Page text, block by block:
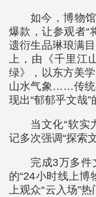
如今，博物
爆款，让参观者“
遗衍生品琳琅满
上，由《千里江
绿》，以东方美
山水气象……传统
现出“郁郁乎文哉”
当文化“软实
记多次强调“探索
完成3万多件
的“24小时线上博
上观众“云入场”